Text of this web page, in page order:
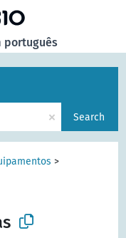
português
× Search
>